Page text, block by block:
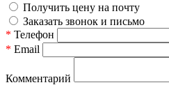
Получить цену на почту
Заказать звонок и письмо
* Телефон
* Email
Комментарий